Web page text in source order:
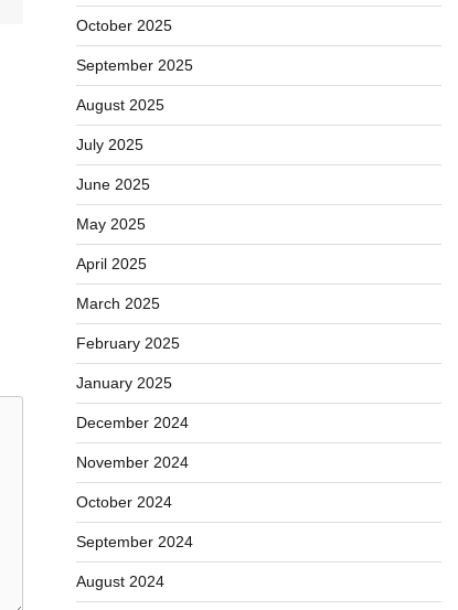
October 2025
September 2025
August 2025
July 2025
June 2025
May 2025
April 2025
March 2025
February 2025
January 2025
December 2024
November 2024
October 2024
September 2024
August 2024